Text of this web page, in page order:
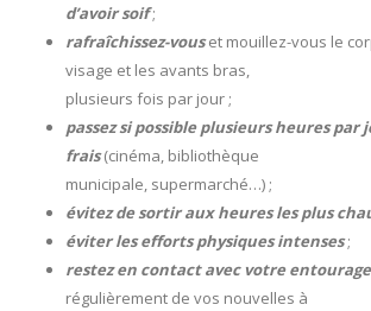
d’avoir soif;
rafraîchissez-vouset mouillez-vous le
visage et les avants bras,
plusieurs fois par jour ;
passez si possible plusieurs heures par
frais(cinéma, bibliothèque
municipale, supermarché…) ;
évitez de sortir aux heures les plus
éviter les efforts physiques intenses;
restez en contact avec votre entourage
régulièrement de vos nouvelles à